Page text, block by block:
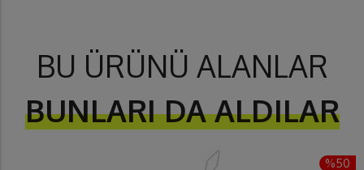
BU ÜRÜNÜ ALANLAR
BUNLARI DA ALDILAR
%50